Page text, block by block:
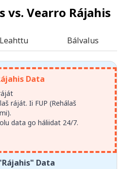
vs. Vearro Rájahis
Leahttu Bálvalus
Data
ráját. Ii FUP (Rehálaš
data go háliidat 24/7.
Data